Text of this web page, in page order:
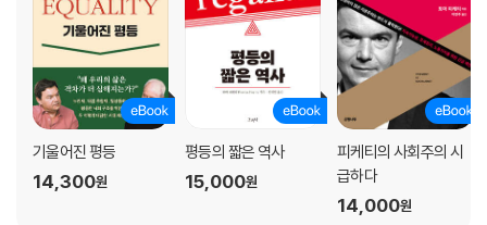
도표 및 표
세부 목차
기울어진 평등
14,300원
평등의 짧은 역사
15,000원
피케티의 사회주의 시
급하다
14,000원